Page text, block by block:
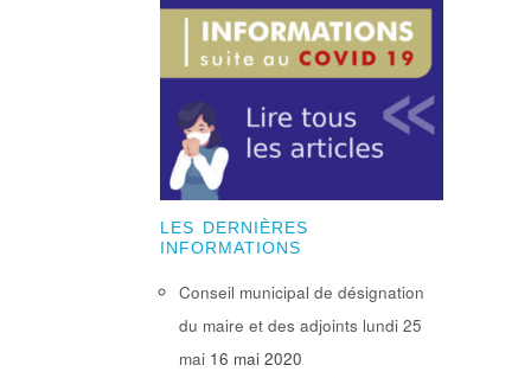
LES DERNIÈRES
INFORMATIONS
Conseil municipal de désignation
du maire et des adjoints lundi 25
mai 16 mai 2020